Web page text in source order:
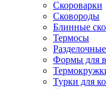
Скороварки
Сковороды
Блинные
Термосы
Формы для
Турки для